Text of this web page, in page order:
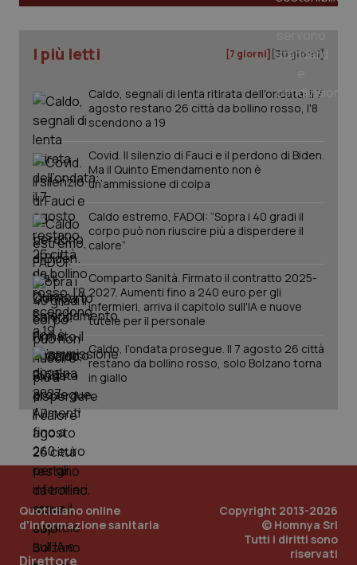
I più letti [7 giorni] [30 giorni]
Caldo, segnali di lenta ritirata dell'ondata: il 7
agosto restano 26 città da bollino rosso, l'8
scendono a 19
Covid. Il silenzio di Fauci e il perdono di Biden.
Ma il Quinto Emendamento non è
un’ammissione di colpa
Caldo estremo, FADOI: “Sopra i 40 gradi il
corpo può non riuscire più a disperdere il
calore”
Comparto Sanità. Firmato il contratto 2025-
2027. Aumenti fino a 240 euro per gli
infermieri, arriva il capitolo sull'IA e nuove
tutele per il personale
Caldo, l’ondata prosegue. Il 7 agosto 26 città
restano da bollino rosso, solo Bolzano torna
in giallo
Quotidiano online
d'informazione sanitaria
Direttore
Copyright 2013-2026
© Homnya Srl
Tutti i diritti sono
riservati
tracking-sites-ironfish-
www.quotidianosanita.it
Google LLC
.quotidianosanita.it
PHPSESSID